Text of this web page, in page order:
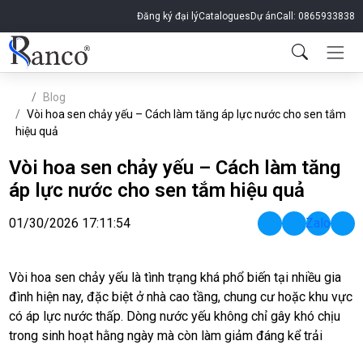
Đăng ký đại lýCatalogues Dự ánCall: 0865933838
Blog
Vòi hoa sen chảy yếu – Cách làm tăng áp lực nước cho sen tắm
hiệu quả
Vòi hoa sen chảy yếu – Cách làm tăng
áp lực nước cho sen tắm hiệu quả
01/30/2026 17:11:54 Zalo
Vòi hoa sen chảy yếu là tình trạng khá phổ biến tại nhiều gia
đình hiện nay, đặc biệt ở nhà cao tầng, chung cư hoặc khu vực
có áp lực nước thấp. Dòng nước yếu không chỉ gây khó chịu
trong sinh hoạt hằng ngày mà còn làm giảm đáng kể trải